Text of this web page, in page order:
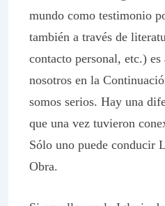
mundo como testimonio
también a través de
contacto personal, etc.)
nosotros en la
somos serios. Hay una
que una vez tuvieron
Sólo uno puede conducir
Obra.